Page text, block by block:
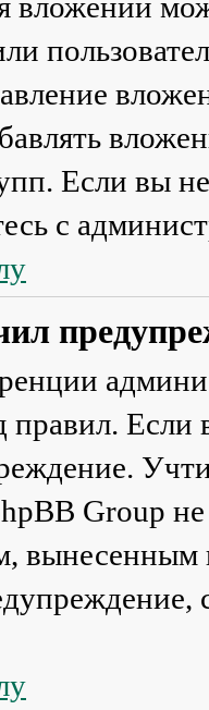
Если вы
с
правил.
Group
вынесенным